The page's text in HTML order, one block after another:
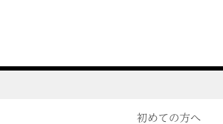
初めての方へ